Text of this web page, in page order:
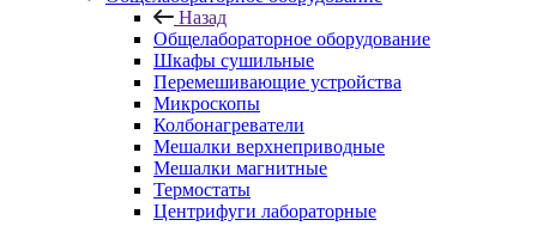
Назад
Общелабораторное оборудование
Шкафы сушильные
Перемешивающие устройства
Микроскопы
Колбонагреватели
Мешалки верхнеприводные
Мешалки магнитные
Термостаты
Центрифуги лабораторные